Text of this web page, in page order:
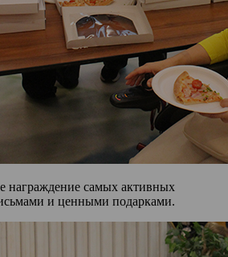
награждение самых активных
и ценными подарками.